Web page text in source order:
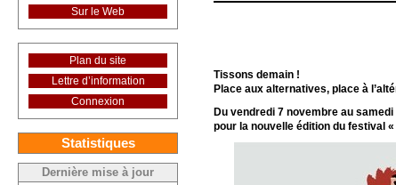
Tissons demain !
Place aux alternatives, place à
Du vendredi 7 novembre au
pour la nouvelle édition du festival «
Sur le Web
Plan du site
Lettre d’information
Connexion
Statistiques
Dernière mise à jour